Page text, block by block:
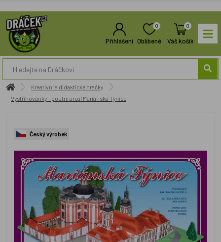
Přihlášení
0
Oblíbené
0
Váš košík
Kreativní a didaktické hračky
Vystřihovánky - poutní areál Mariánská Týnice
Český výrobek